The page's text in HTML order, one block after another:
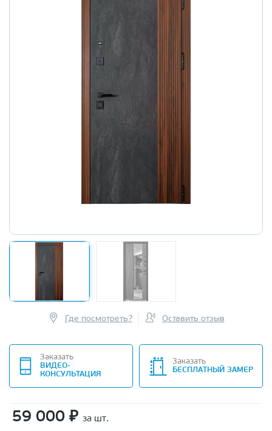
Где посмотреть? Оставить отзыв
Заказать
ВИДЕО-
КОНСУЛЬТАЦИЯ
Заказать
БЕСПЛАТНЫЙ ЗАМЕР
59 000 ₽ за шт.